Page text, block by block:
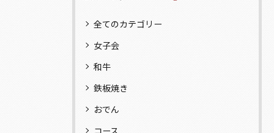
全てのカテゴリー
女子会
和牛
鉄板焼き
おでん
コース